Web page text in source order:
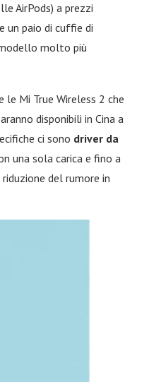
AirPods) a prezzi
un paio di cuffie di
molto più
Mi True Wireless 2 che
disponibili in Cina a
ci sono driver da
una sola carica e fino a
del rumore in